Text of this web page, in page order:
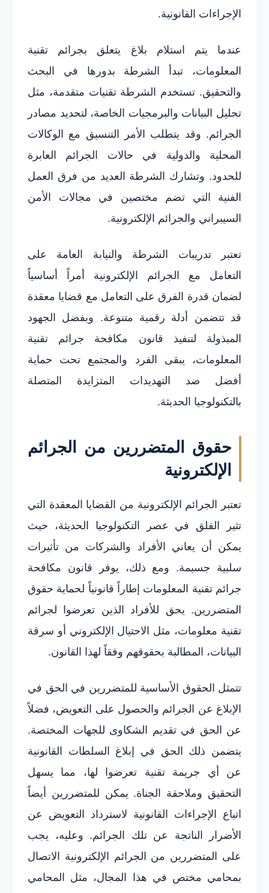
الإجراءات القانونية.
عندما يتم استلام بلاغ يتعلق بجرائم تقنية
المعلومات، تبدأ الشرطة بدورها في البحث
والتحقيق. تستخدم الشرطة تقنيات متقدمة، مثل
تحليل البيانات والبرمجيات الخاصة، لتحديد مصادر
الجرائم. وقد يتطلب الأمر التنسيق مع الوكالات
المحلية والدولية في حالات الجرائم العابرة
للحدود. وتشارك الشرطة العديد من فرق العمل
الفنية التي تضم مختصين في مجالات الأمن
السيبراني والجرائم الإلكترونية.
تعتبر تدريبات الشرطة والنيابة العامة على
التعامل مع الجرائم الإلكترونية أمراً أساسياً
لضمان قدرة الفرق على التعامل مع قضايا معقدة
قد تتضمن أدلة رقمية متنوعة. وبفضل الجهود
المبذولة لتنفيذ قانون مكافحة جرائم تقنية
المعلومات، يبقى الفرد والمجتمع تحت حماية
أفضل ضد التهديدات المتزايدة المتصلة
بالتكنولوجيا الحديثة.
حقوق المتضررين من الجرائم
الإلكترونية
تعتبر الجرائم الإلكترونية من القضايا المعقدة التي
تثير القلق في عصر التكنولوجيا الحديثة، حيث
يمكن أن يعاني الأفراد والشركات من تأثيرات
سلبية جسيمة. ومع ذلك، يوفر قانون مكافحة
جرائم تقنية المعلومات إطاراً قانونياً لحماية حقوق
المتضررين. يحق للأفراد الذين تعرضوا لجرائم
تقنية معلومات، مثل الاحتيال الإلكتروني أو سرقة
البيانات، المطالبة بحقوقهم وفقاً لهذا القانون.
تتمثل الحقوق الأساسية للمتضررين في الحق في
الإبلاغ عن الجرائم والحصول على التعويض، فضلاً
عن الحق في تقديم الشكاوى للجهات المختصة.
يتضمن ذلك الحق في إبلاغ السلطات القانونية
عن أي جريمة تقنية تعرضوا لها، مما يسهل
التحقيق وملاحقة الجناة. يمكن للمتضررين أيضاً
اتباع الإجراءات القانونية لاسترداد التعويض عن
الأضرار الناتجة عن تلك الجرائم. وعليه، يجب
على المتضررين من الجرائم الإلكترونية الاتصال
بمحامي مختص في هذا المجال، مثل المحامي